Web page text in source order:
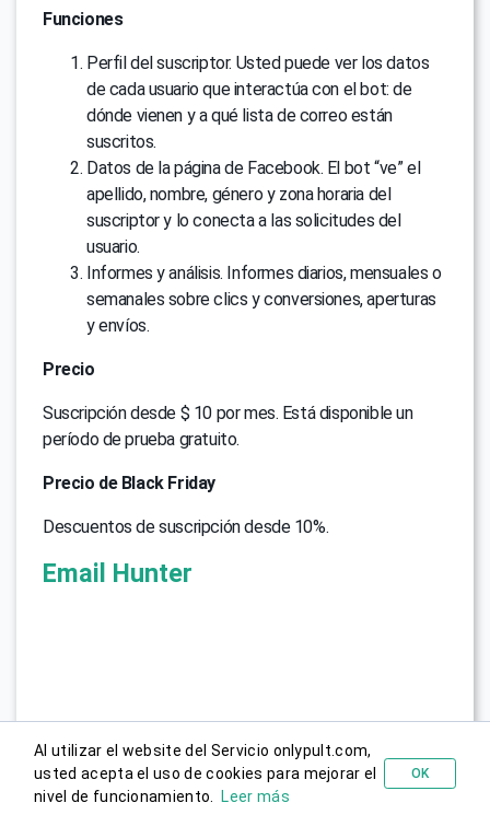
Funciones
Perfil del suscriptor. Usted puede ver los datos
de cada usuario que interactúa con el bot: de
dónde vienen y a qué lista de correo están
suscritos.
Datos de la página de Facebook. El bot “ve” el
apellido, nombre, género y zona horaria del
suscriptor y lo conecta a las solicitudes del
usuario.
Informes y análisis. Informes diarios, mensuales o
semanales sobre clics y conversiones, aperturas
y envíos.
Precio
Suscripción desde $ 10 por mes. Está disponible un
período de prueba gratuito.
Precio de Black Friday
Descuentos de suscripción desde 10%.
Email Hunter
Al utilizar el website del Servicio onlypult.com,
usted acepta el uso de cookies para mejorar el
nivel de funcionamiento.
Leer más
OK
Probar gratis